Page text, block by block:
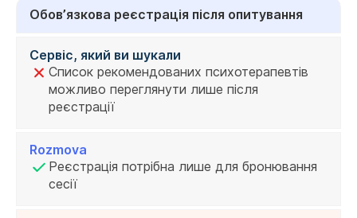
Обовʼязкова реєстрація після опитування
Сервіс, який ви шукали
Список рекомендованих психотерапевтів
можливо переглянути лише після
реєстрації
Rozmova
Реєстрація потрібна лише для бронювання
сесії